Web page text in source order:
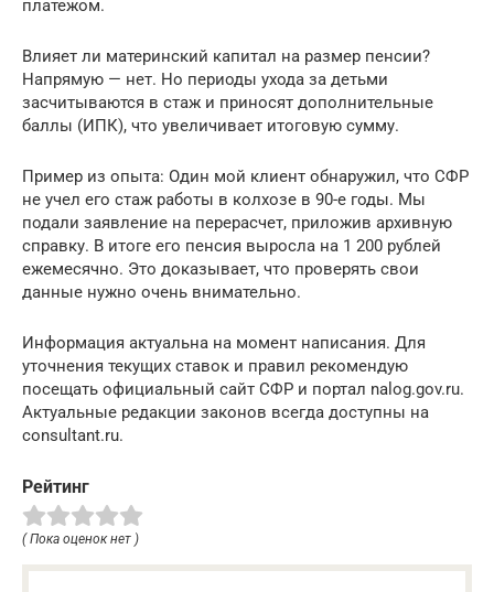
платежом.
Влияет ли материнский капитал на размер пенсии?
Напрямую — нет. Но периоды ухода за детьми
засчитываются в стаж и приносят дополнительные
баллы (ИПК), что увеличивает итоговую сумму.
Пример из опыта: Один мой клиент обнаружил, что СФР
не учел его стаж работы в колхозе в 90-е годы. Мы
подали заявление на перерасчет, приложив архивную
справку. В итоге его пенсия выросла на 1 200 рублей
ежемесячно. Это доказывает, что проверять свои
данные нужно очень внимательно.
Информация актуальна на момент написания. Для
уточнения текущих ставок и правил рекомендую
посещать официальный сайт СФР и портал nalog.gov.ru.
Актуальные редакции законов всегда доступны на
consultant.ru.
Рейтинг
( Пока оценок нет )